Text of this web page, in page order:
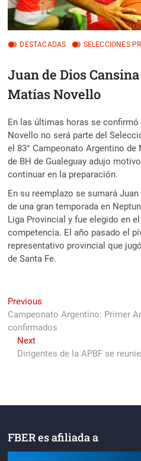
DESTACADAS SELECCIONES
Juan de Dios
Matías Novello
En las últimas horas se
Novello no será parte del
el 83° Campeonato Argentino
de BH de Gualeguayadujo
continuar en la preparación.
En su reemplazo se sumará
de una gran temporada en
Liga Provincial y fue elegido en
competencia. El año pasado el
representativo provincial que
de Santa Fe.
Navegación
de
entradas
Previous
post:
Campeonato Argentino: Primer
confirmados
NextNext
post:
Dirigentes de la APBF se
FBER es afiliada a